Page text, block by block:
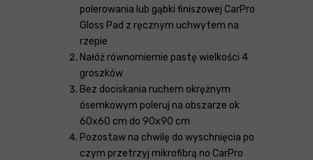
polerowania lub gąbki finiszowej CarPro
Gloss Pad z ręcznym uchwytem na
rzepie
Nałóż równomiernie pastę wielkości 4
groszków
Bez dociskania ruchem okrężnym
ósemkowym poleruj na obszarze ok
60x60 cm do 90x90 cm
Pozostaw na chwilę do wyschnięcia po
czym przetrzyj mikrofibrą no CarPro